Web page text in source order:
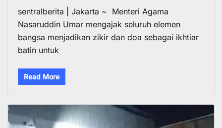
sentralberita | Jakarta ~ Menteri Agama
Nasaruddin Umar mengajak seluruh elemen
bangsa menjadikan zikir dan doa sebagai ikhtiar
batin untuk
Read More